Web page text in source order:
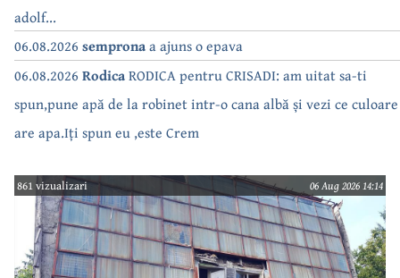
adolf...
06.08.2026 sempronaa ajuns o epava
06.08.2026 RodicaRODICA pentru CRISADI: am uitat sa-ti
spun,pune apă de la robinet intr-o cana albă și vezi ce culoare
are apa.Iți spun eu ,este Crem
861 vizualizari 06 Aug 2026 14:14